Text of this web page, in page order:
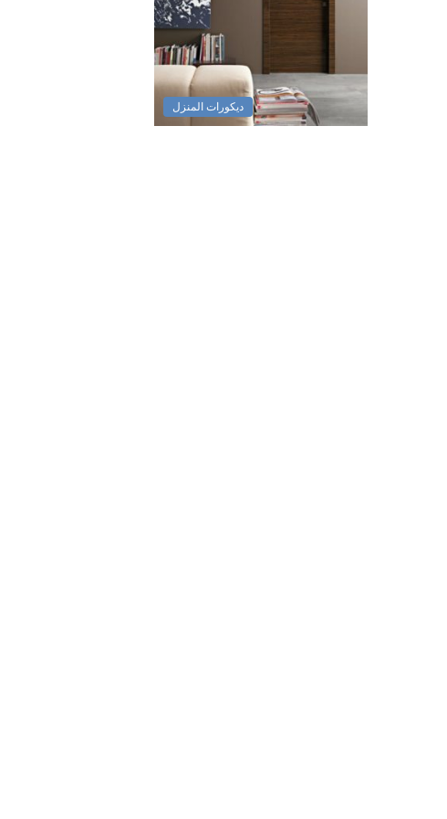
ديكورات المنزل